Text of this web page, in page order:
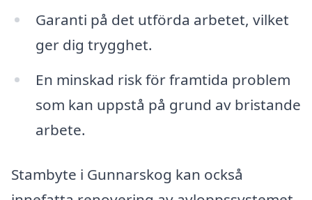
Garanti på det utförda arbetet, vilket
ger dig trygghet.
En minskad risk för framtida problem
som kan uppstå på grund av bristande
arbete.
Stambyte i Gunnarskog kan också